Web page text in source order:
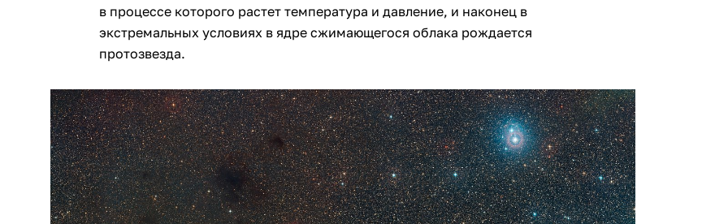
в процессе которого растет температура и давление, и наконец в
экстремальных условиях в ядре сжимающегося облака рождается
протозвезда.